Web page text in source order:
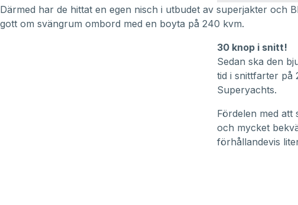
Därmed har de hittat en egen nisch i utbudet av superjakter
gott om svängrum ombord med en boyta på 240 kvm.
30 knop i snitt!
Sedan ska den
tid i snittfarter på
Superyachts.
Fördelen med att
och mycket
förhållandevis